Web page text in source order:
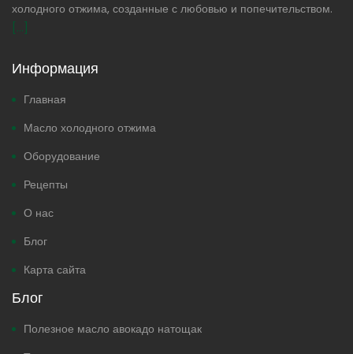
холодного отжима, созданные с любовью и попечительством.
[...]
Информация
Главная
Масло холодного отжима
Оборудование
Рецепты
О нас
Блог
Карта сайта
Блог
Полезное масло авокадо натощак